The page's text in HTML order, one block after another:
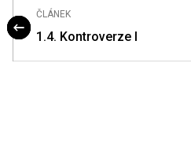
ČLÁNEK
1.4. Kontroverze I